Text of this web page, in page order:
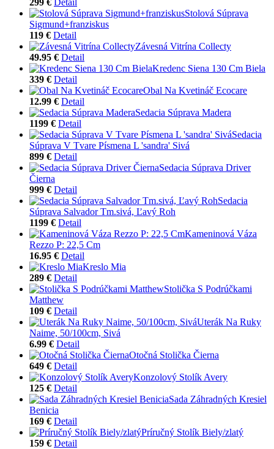
Stolová Súprava
Sigmund+franziskus
119 € Detail
Závesná Vitrína Collecty
49.95 € Detail
Kredenc Siena 130 Cm Biela
339 € Detail
Obal Na Kvetináč Ecocare
12.99 € Detail
Sedacia Súprava Madera
1199 € Detail
Sedacia
Súprava V Tvare Písmena L 'sandra' Sivá
899 € Detail
Sedacia Súprava Driver
Čierna
999 € Detail
Sedacia
Súprava Salvador Tm.sivá, Ľavý Roh
1199 € Detail
Kameninová Váza
Rezzo P: 22,5 Cm
16.95 € Detail
Kreslo Mia
289 € Detail
Stolička S Podrúčkami
Matthew
109 € Detail
Uterák Na Ruky
Naime, 50/100cm, Sivá
6.99 € Detail
Otočná Stolička Čierna
649 € Detail
Konzolový Stolík Avery
125 € Detail
Sada Záhradných Kresiel
Benicia
169 € Detail
Príručný Stolík Biely/zlatý
159 € Detail